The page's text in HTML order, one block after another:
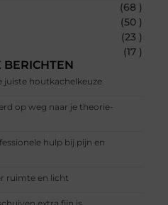
(68 )
(50 )
(23 )
(17 )
BERICHTEN
juiste houtkachelkeuze
op weg naar je theorie-
hulp bij pijn en
ruimte en licht